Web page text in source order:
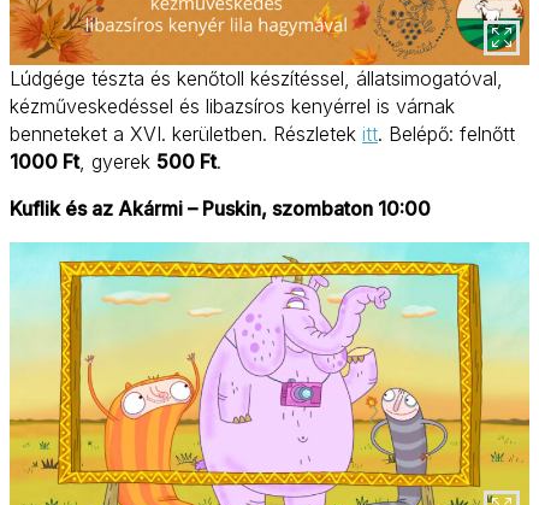
Lúdgége tészta és kenőtoll készítéssel, állatsimogatóval,
kézműveskedéssel és libazsíros kenyérrel is várnak
benneteket a XVI. kerületben. Részletek itt. Belépő: felnőtt
1000 Ft, gyerek 500 Ft.
Kuflik és az Akármi – Puskin, szombaton 10:00